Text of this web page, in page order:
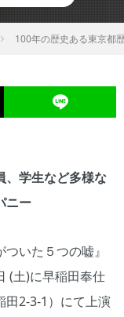
100年の歴史ある東京都
、学⽣など多様な
ニー
いた５つの嘘』
(土)に早稲田奉仕
田2-3-1）にて上演